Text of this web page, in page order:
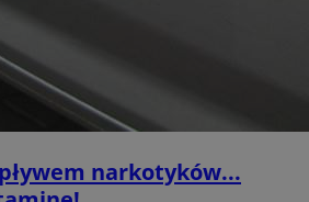
narkotyków...